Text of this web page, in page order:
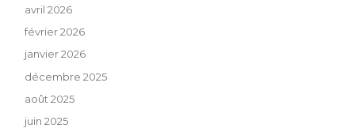
avril 2026
février 2026
janvier 2026
décembre 2025
août 2025
juin 2025